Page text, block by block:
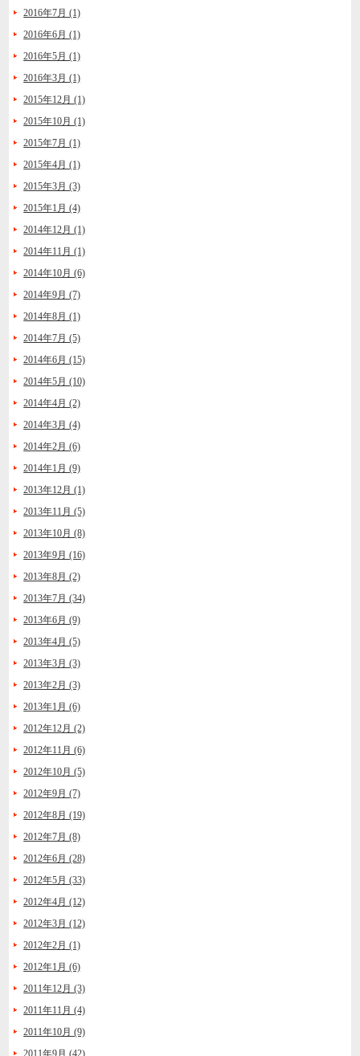
2016年7月 (1)
2016年6月 (1)
2016年5月 (1)
2016年3月 (1)
2015年12月 (1)
2015年10月 (1)
2015年7月 (1)
2015年4月 (1)
2015年3月 (3)
2015年1月 (4)
2014年12月 (1)
2014年11月 (1)
2014年10月 (6)
2014年9月 (7)
2014年8月 (1)
2014年7月 (5)
2014年6月 (15)
2014年5月 (10)
2014年4月 (2)
2014年3月 (4)
2014年2月 (6)
2014年1月 (9)
2013年12月 (1)
2013年11月 (5)
2013年10月 (8)
2013年9月 (16)
2013年8月 (2)
2013年7月 (34)
2013年6月 (9)
2013年4月 (5)
2013年3月 (3)
2013年2月 (3)
2013年1月 (6)
2012年12月 (2)
2012年11月 (6)
2012年10月 (5)
2012年9月 (7)
2012年8月 (19)
2012年7月 (8)
2012年6月 (28)
2012年5月 (33)
2012年4月 (12)
2012年3月 (12)
2012年2月 (1)
2012年1月 (6)
2011年12月 (3)
2011年11月 (4)
2011年10月 (9)
2011年9月 (42)